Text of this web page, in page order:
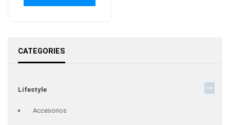
CATEGORIES
Lifestyle
Accesorios